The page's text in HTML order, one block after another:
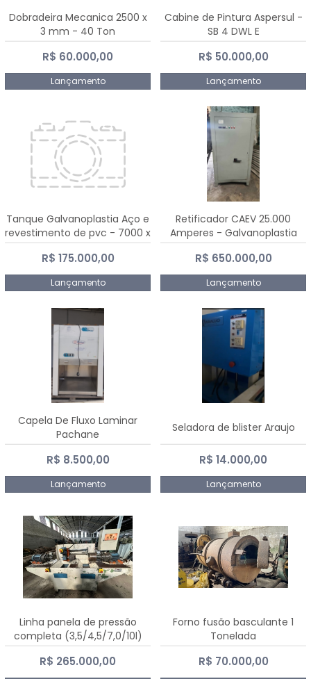
Dobradeira Mecanica 2500 x
3 mm - 40 Ton
R$ 60.000,00
Lançamento
Cabine de Pintura Aspersul -
SB 4 DWL E
R$ 50.000,00
Lançamento
Tanque Galvanoplastia Aço e
revestimento de pvc - 7000 x
2200 mm
R$ 175.000,00
Lançamento
Retificador CAEV 25.000
Amperes - Galvanoplastia
R$ 650.000,00
Lançamento
Capela De Fluxo Laminar
Pachane
R$ 8.500,00
Lançamento
Seladora de blister Araujo
R$ 14.000,00
Lançamento
Linha panela de pressão
completa (3,5/4,5/7,0/10l)
R$ 265.000,00
Forno fusão basculante 1
Tonelada
R$ 70.000,00